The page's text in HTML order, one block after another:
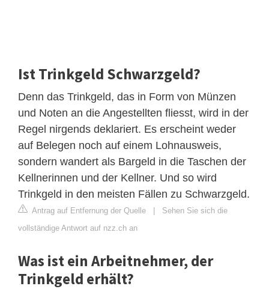
Ist Trinkgeld Schwarzgeld?
Denn das Trinkgeld, das in Form von Münzen
und Noten an die Angestellten fliesst, wird in der
Regel nirgends deklariert. Es erscheint weder
auf Belegen noch auf einem Lohnausweis,
sondern wandert als Bargeld in die Taschen der
Kellnerinnen und der Kellner. Und so wird
Trinkgeld in den meisten Fällen zu Schwarzgeld.
Antrag auf Entfernung der Quelle | Sehen Sie sich die
vollständige Antwort auf nzz.ch an
Was ist ein Arbeitnehmer, der
Trinkgeld erhält?